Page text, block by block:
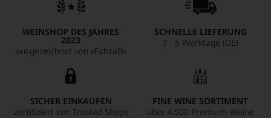
WEINSHOP DES JAHRES
2023
ausgezeichnet von »Falstaff«
SCHNELLE LIEFERUNG
3 - 5 Werktage (DE)
SICHER EINKAUFEN
zertifiziert von Trusted Shops
FINE WINE SORTIMENT
über 4.500 Premium-Weine